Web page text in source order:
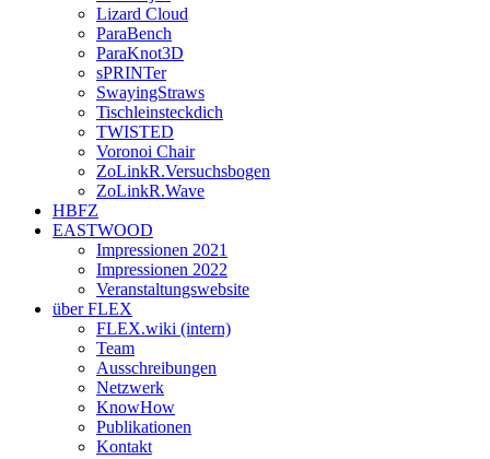
Lizard Cloud
ParaBench
ParaKnot3D
sPRINTer
SwayingStraws
Tischleinsteckdich
TWISTED
Voronoi Chair
ZoLinkR.Versuchsbogen
ZoLinkR.Wave
HBFZ
EASTWOOD
Impressionen 2021
Impressionen 2022
Veranstaltungswebsite
über FLEX
FLEX.wiki (intern)
Team
Ausschreibungen
Netzwerk
KnowHow
Publikationen
Kontakt